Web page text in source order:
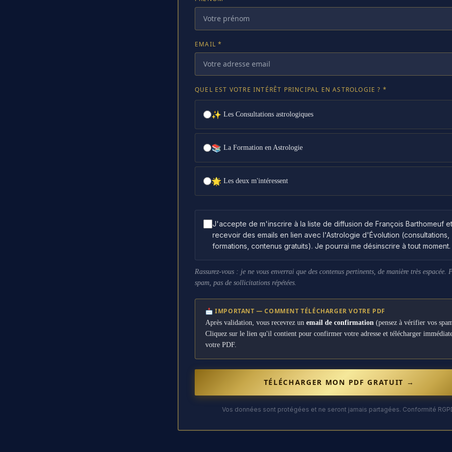
EMAIL *
QUEL EST VOTRE INTÉRÊT PRINCIPAL EN ASTROLOGIE ? *
✨ Les Consultations astrologiques
📚 La Formation en Astrologie
🌟 Les deux m'intéressent
J'accepte de m'inscrire à la liste de diffusion de François Barthomeuf
recevoir des emails en lien avec l'Astrologie d'Évolution (consultations,
formations, contenus gratuits). Je pourrai me désinscrire à tout
Rassurez-vous : je ne vous enverrai que des contenus pertinents, de manière très espacée.
spam, pas de sollicitations répétées.
📩 IMPORTANT — COMMENT TÉLÉCHARGER VOTRE PDF
Après validation, vous recevrez un email de confirmation (pensez à vérifier vos
Cliquez sur le lien qu'il contient pour confirmer votre adresse et télécharger
votre PDF.
TÉLÉCHARGER MON PDF GRATUIT →
Vos données sont protégées et ne seront jamais partagées. Conformité